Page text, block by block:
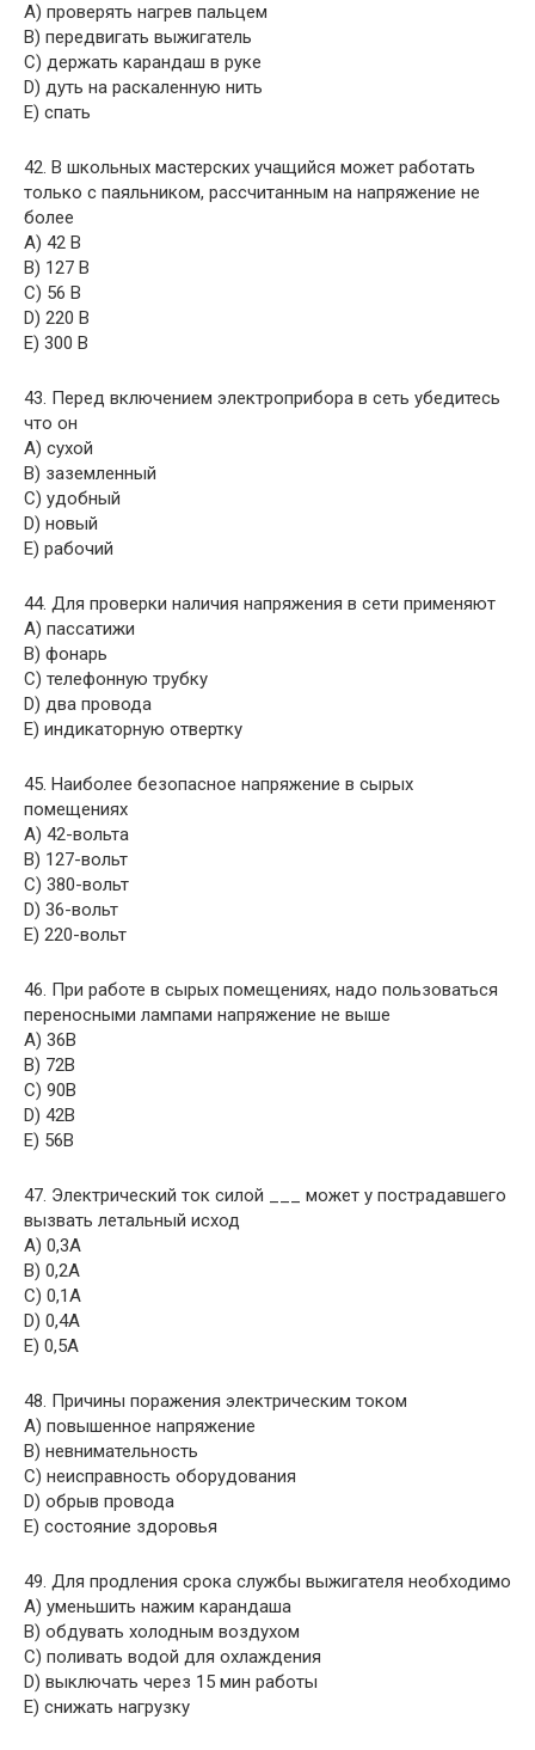
A) проверять нагрев пальцем
B) передвигать выжигатель
C) держать карандаш в руке
D) дуть на раскаленную нить
E) спать
42. В школьных мастерских учащийся может работать
только с паяльником, рассчитанным на напряжение не
более
A) 42 В
B) 127 В
C) 56 В
D) 220 В
E) 300 В
43. Перед включением электроприбора в сеть убедитесь
что он
A) сухой
B) заземленный
C) удобный
D) новый
E) рабочий
44. Для проверки наличия напряжения в сети применяют
A) пассатижи
B) фонарь
C) телефонную трубку
D) два провода
E) индикаторную отвертку
45. Наиболее безопасное напряжение в сырых
помещениях
A) 42-вольта
B) 127-вольт
C) 380-вольт
D) 36-вольт
E) 220-вольт
46. При работе в сырых помещениях, надо пользоваться
переносными лампами напряжение не выше
A) 36В
B) 72В
C) 90В
D) 42В
E) 56В
47. Электрический ток силой ___ может у пострадавшего
вызвать летальный исход
A) 0,3А
B) 0,2А
C) 0,1А
D) 0,4А
E) 0,5А
48. Причины поражения электрическим током
A) повышенное напряжение
B) невнимательность
C) неисправность оборудования
D) обрыв провода
E) состояние здоровья
49. Для продления срока службы выжигателя необходимо
A) уменьшить нажим карандаша
B) обдувать холодным воздухом
C) поливать водой для охлаждения
D) выключать через 15 мин работы
E) снижать нагрузку